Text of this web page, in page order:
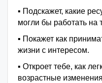
▪️ Подскажет, какие
могли бы работать на
▪️ Покажет как
жизни с интересом.
▪️ Откроет тебе, как
возрастные